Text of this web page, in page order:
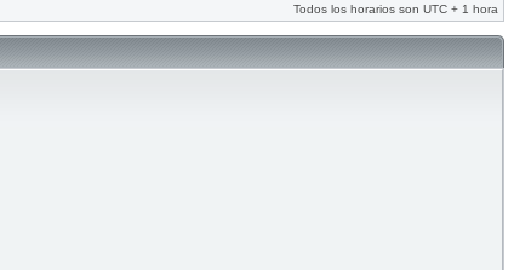
Todos los horarios son UTC + 1 hora